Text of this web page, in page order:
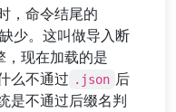
，命令结尾的
少。这叫做导入断
现在加载的是
么不通过 .json 后
是不通过后缀名判